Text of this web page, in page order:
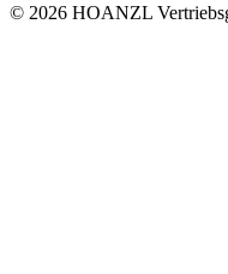
© 2026 HOANZL